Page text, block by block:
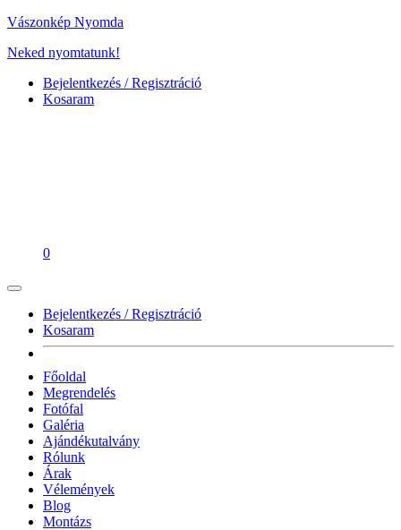
Vászonkép Nyomda
Neked nyomtatunk!
Bejelentkezés / Regisztráció
Kosaram
0
Bejelentkezés / Regisztráció
Kosaram
Főoldal
Megrendelés
Fotófal
Galéria
Ajándékutalvány
Rólunk
Árak
Vélemények
Blog
Montázs